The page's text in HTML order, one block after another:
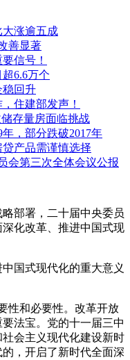
涨逾五成
善显著
信号！
6.6万个
稳回升
住建部发声！
存量房面临挑战
，部分跌破2017年
产品需谨慎选择
会第三次全体会议公报
部署，二十届中央委员
化改革、推进中国式现
国式现代化的重大意义
和必要性。改革开放
法宝。党的十一届三中
会主义现代化建设新时
，开启了新时代全面深